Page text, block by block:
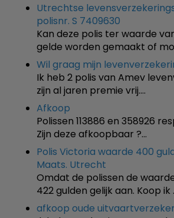
Utrechtse
polisnr. S 7409630
Kan deze polis ter waarde
gelde worden gemaakt of
Wil graag mijn
Ik heb 2 polis van Amev
zijn al jaren premie vrij.…
Afkoop
Polissen 113886 en 358926
Zijn deze afkoopbaar ?…
Polis Victoria waarde 400
Maats. Utrecht
Omdat de polissen de
422 gulden gelijk aan. Koop ik
afkoop oude